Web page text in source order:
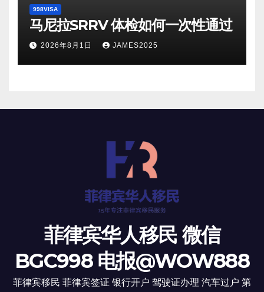
998VISA
马尼拉SRRV 体检如何一次性通过
2026年8月1日 JAMES2025
菲律宾华人移民 微信
BGC998 电报@WOW888
菲律宾移民 菲律宾签证 银行开户 驾驶证办理 汽车过户 第